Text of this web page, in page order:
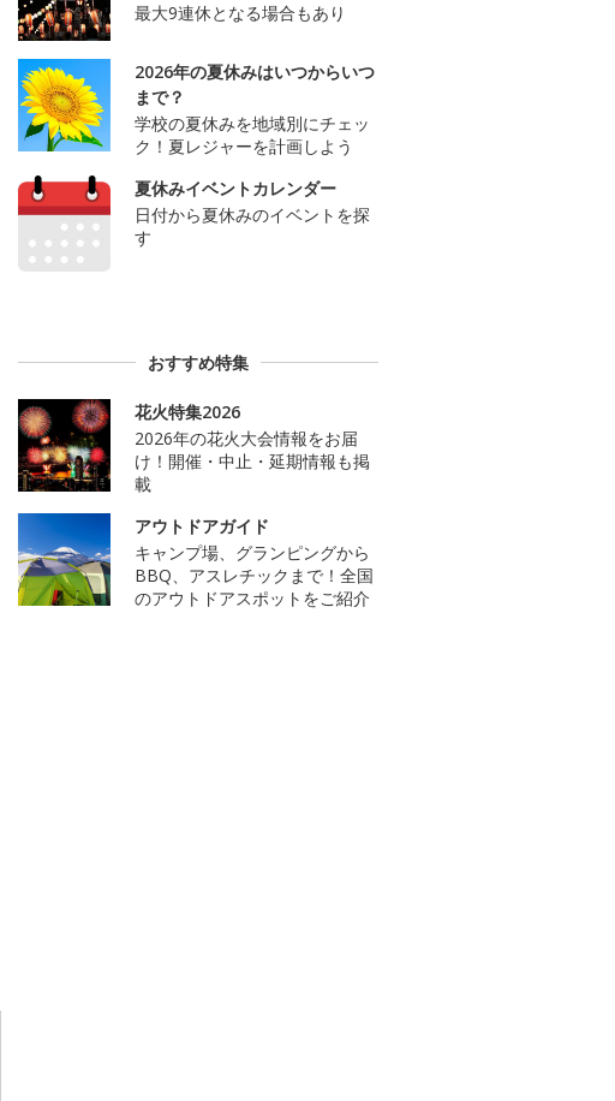
最大9連休となる場合もあり
2026年の夏休みはいつからいつ
まで？
学校の夏休みを地域別にチェッ
ク！夏レジャーを計画しよう
夏休みイベントカレンダー
日付から夏休みのイベントを探
す
おすすめ特集
花火特集2026
2026年の花火大会情報をお届
け！開催・中止・延期情報も掲
載
アウトドアガイド
キャンプ場、グランピングから
BBQ、アスレチックまで！全国
のアウトドアスポットをご紹介